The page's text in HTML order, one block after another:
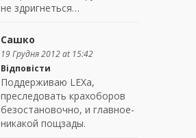
не здригнеться…
Сашко
19 Грудня 2012 at 15:42
Відповісти
Поддерживаю LEXа,
преследовать крахоборов
безостановочно, и главное-
никакой пощзады.